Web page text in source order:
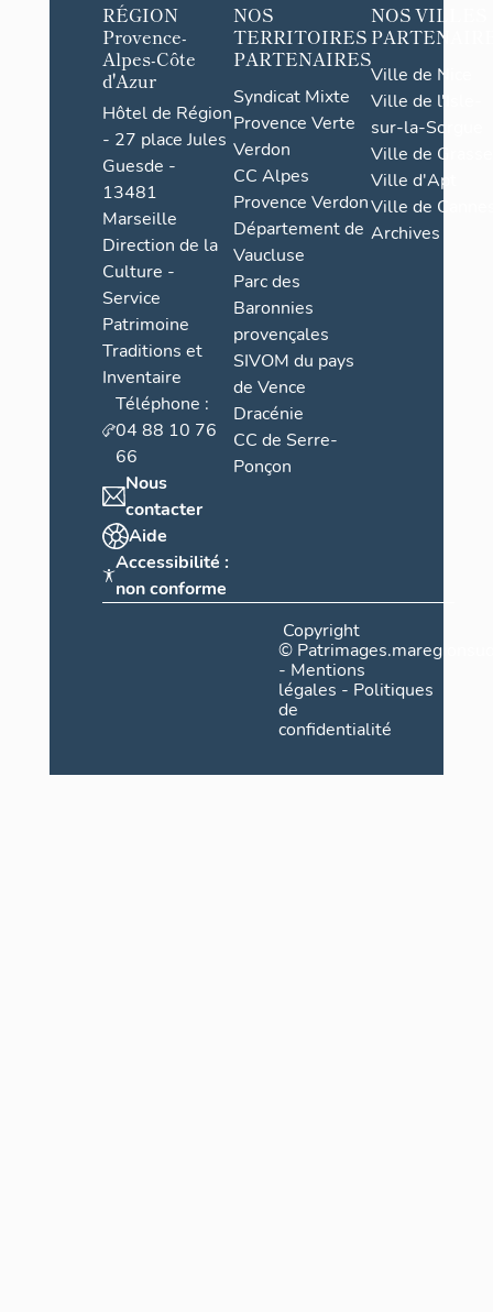
RÉGION
Provence-
Alpes-Côte
d'Azur
Hôtel de Région
- 27 place Jules
Guesde -
13481
Marseille
Direction de la
Culture -
Service
Patrimoine
Traditions et
Inventaire
Téléphone :
04 88 10 76
66
Nous
contacter
Aide
Accessibilité :
non conforme
NOS
TERRITOIRES
PARTENAIRES
Syndicat Mixte
Provence Verte
Verdon
CC Alpes
Provence Verdon
Département de
Vaucluse
Parc des
Baronnies
provençales
SIVOM du pays
de Vence
Dracénie
CC de Serre-
Ponçon
NOS VILLES
Ville de Nice
Ville de l'Isle-
sur-la-Sorgue
Ville de Grasse
Ville d'Apt
Ville de
Archives
Copyright
©
- Mentions
légales - Politiques
de
confidentialité